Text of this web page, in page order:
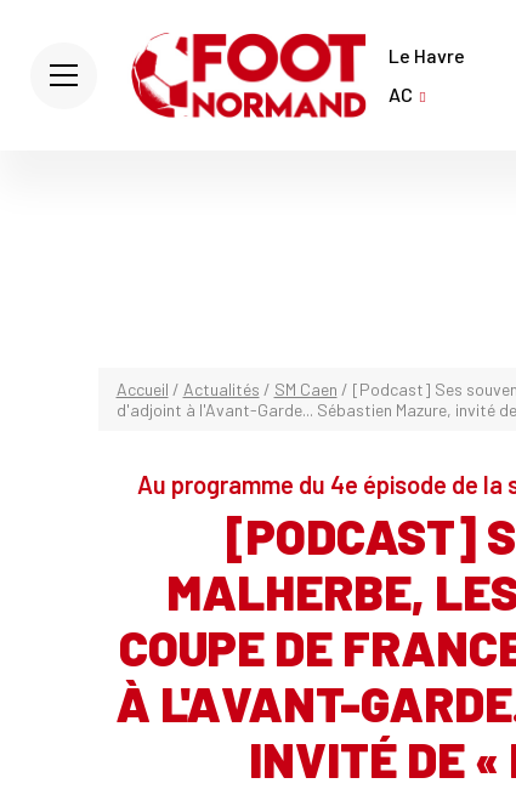
Le Havre
AC
Accueil / Actualités / SM Caen / [Podcast] Ses
d'adjoint à l'Avant-Garde... Sébastien Mazure, invité
Au programme du 4e épisode de
[PODCAST]
MALHERBE,
COUPE DE
À L'AVANT-
INVITÉ DE «